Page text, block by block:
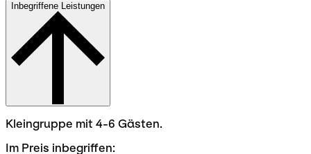
Inbegriffene Leistungen
Kleingruppe mit 4-6 Gästen.
Im Preis inbegriffen: